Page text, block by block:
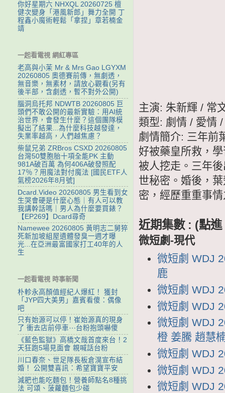
主演: 朱新輝 / 常
類型: 劇情 / 愛情
劇情簡介: 三年前
好被藥皇所救，
被人挖走。三年
世秘密。婚後，
密，經歷重重事
近期集數 : (點
微短劇-現代
微短劇 WDJ
鹿
微短劇 WDJ
微短劇 WDJ
微短劇 WDJ
橙 姜騰 趙慧
微短劇 WDJ
微短劇 WDJ
微短劇 WDJ
你好星期六 NHXQL 20260725 檀
健次變身「港風新郎」舞力全開 丁
程鑫小魔術輕鬆「拿捏」章若楠金
靖
一起看電視 網紅專區
老高與小茉 Mr & Mrs Gao LGYXM
20260805 奧德賽前傳，無劇透，
無音樂，無素材，請放心觀看(另有
後半部，含劇透，暫不對外公開)
腦洞烏托邦 NDWTB 20260805 巨
頭們不敢公開的最新實驗：用AI統
治世界，會發生什麼？這個團隊模
擬出了結果...為什麼科技越發達，
失業率越高，人們越焦慮？
柴鼠兄弟 ZRBros CSXD 20260805
台灣50雙胞胎十項全能PK 主動
981A破百萬 為何406A破發照配
17％？用魔法對付魔法 [國民ETF人
氣榜2026年8月號]
Dcard.Video 20260805 男生看到女
生哭會硬是什麼心態｜有人可以教
我講幹話嗎｜男人為什麼要買錶？
【EP269】Dcard尋奇
Namewee 20260805 黃明志二舅猝
死新加坡組屋遺體發臭一週才曝
光...在亞洲最富國家打工40年的人
生
一起看電視 時事新聞
朴軫永高顏值經紀人爆紅！ 獲封
「JYP四大美男」嘉賓看傻：偶像
吧
只有始源可以停！崔始源真的現身
了 衝去店前停車⋯台粉抱頭嚇傻
《藍色監獄》高橋文哉首度來台！2
天狂跑5場見面會 親喊話台粉
川口春奈、世足隊長板倉滉宣布結
婚！ 公開雙喜訊：希望寶寶平安
減肥也能吃麵包！營養師點名8種挑
法 可頌、菠蘿麵包少碰